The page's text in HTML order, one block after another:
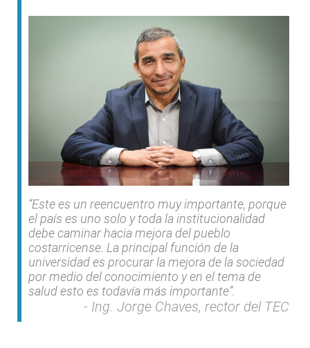
“Este es un reencuentro muy importante, porque
el país es uno solo y toda la institucionalidad
debe caminar hacia mejora del pueblo
costarricense. La principal función de la
universidad es procurar la mejora de la sociedad
por medio del conocimiento y en el tema de
salud esto es todavía más importante”.
Ing. Jorge Chaves, rector del TEC